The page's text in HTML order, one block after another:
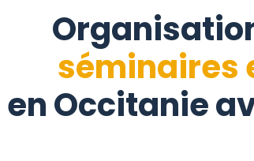
séminaires
en Occitanie